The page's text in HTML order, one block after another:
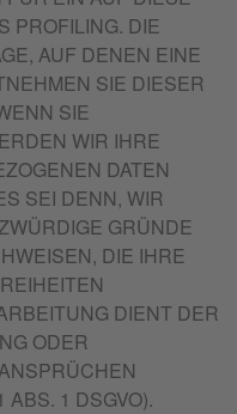
PROFILING. DIE
AUF DENEN EINE
SIE DIESER
SIE
WIR IHRE
DATEN
SEI DENN, WIR
GRÜNDE
DIE IHRE
DIENT DER
ODER
ABS. 1 DSGVO).